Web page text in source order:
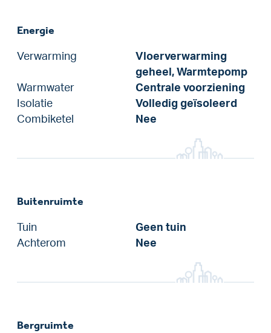
Energie
Verwarming
Vloerverwarming
geheel, Warmtepomp
Warmwater
Centrale voorziening
Isolatie
Volledig geïsoleerd
Combiketel
Nee
Buitenruimte
Tuin
Geen tuin
Achterom
Nee
Bergruimte